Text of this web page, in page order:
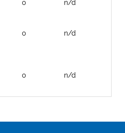
0 n/d
0 n/d
0 n/d